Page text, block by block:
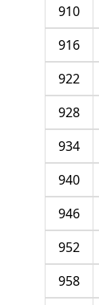
910
916
922
928
934
940
946
952
958